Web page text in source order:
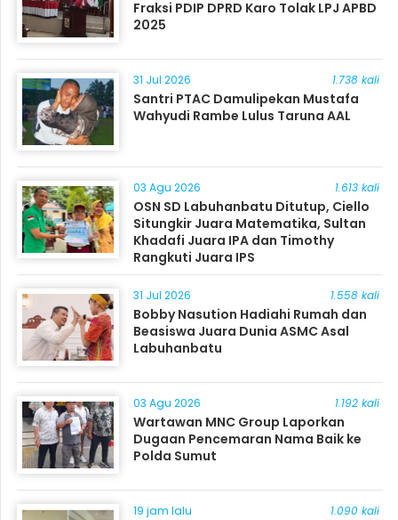
Fraksi PDIP DPRD Karo Tolak LPJ APBD
2025
31 Jul 2026 1.738 kali
Santri PTAC Damulipekan Mustafa
Wahyudi Rambe Lulus Taruna AAL
03 Agu 2026 1.613 kali
OSN SD Labuhanbatu Ditutup, Ciello
Situngkir Juara Matematika, Sultan
Khadafi Juara IPA dan Timothy
Rangkuti Juara IPS
31 Jul 2026 1.558 kali
Bobby Nasution Hadiahi Rumah dan
Beasiswa Juara Dunia ASMC Asal
Labuhanbatu
03 Agu 2026 1.192 kali
Wartawan MNC Group Laporkan
Dugaan Pencemaran Nama Baik ke
Polda Sumut
19 jam lalu 1.090 kali